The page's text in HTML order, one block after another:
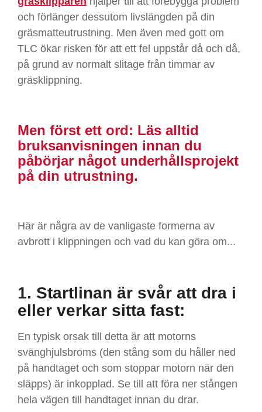
och förlänger dessutom livslängden på din
gräsmatteutrustning. Men även med gott om
TLC ökar risken för att ett fel uppstår då och då,
på grund av normalt slitage från timmar av
gräsklippning.
Men först ett ord: Läs alltid
bruksanvisningen innan du
påbörjar något underhållsprojekt
på din utrustning.
Här är några av de vanligaste formerna av
avbrott i klippningen och vad du kan göra om...
1. Startlinan är svår att dra i
eller verkar sitta fast:
En typisk orsak till detta är att motorns
svänghjulsbroms (den stång som du håller ned
på handtaget och som stoppar motorn när den
släpps) är inkopplad. Se till att föra ner stången
hela vägen till handtaget innan du drar.